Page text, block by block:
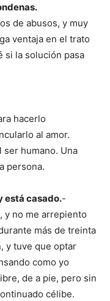
de abusos, y muy
ventaja en el trato
si la solución pasa
hacerlo
al amor.
ser humano. Una
persona.
está casado.-
y no me arrepiento
más de treinta
y tuve que optar
como yo
de a pie, pero sin
célibe.